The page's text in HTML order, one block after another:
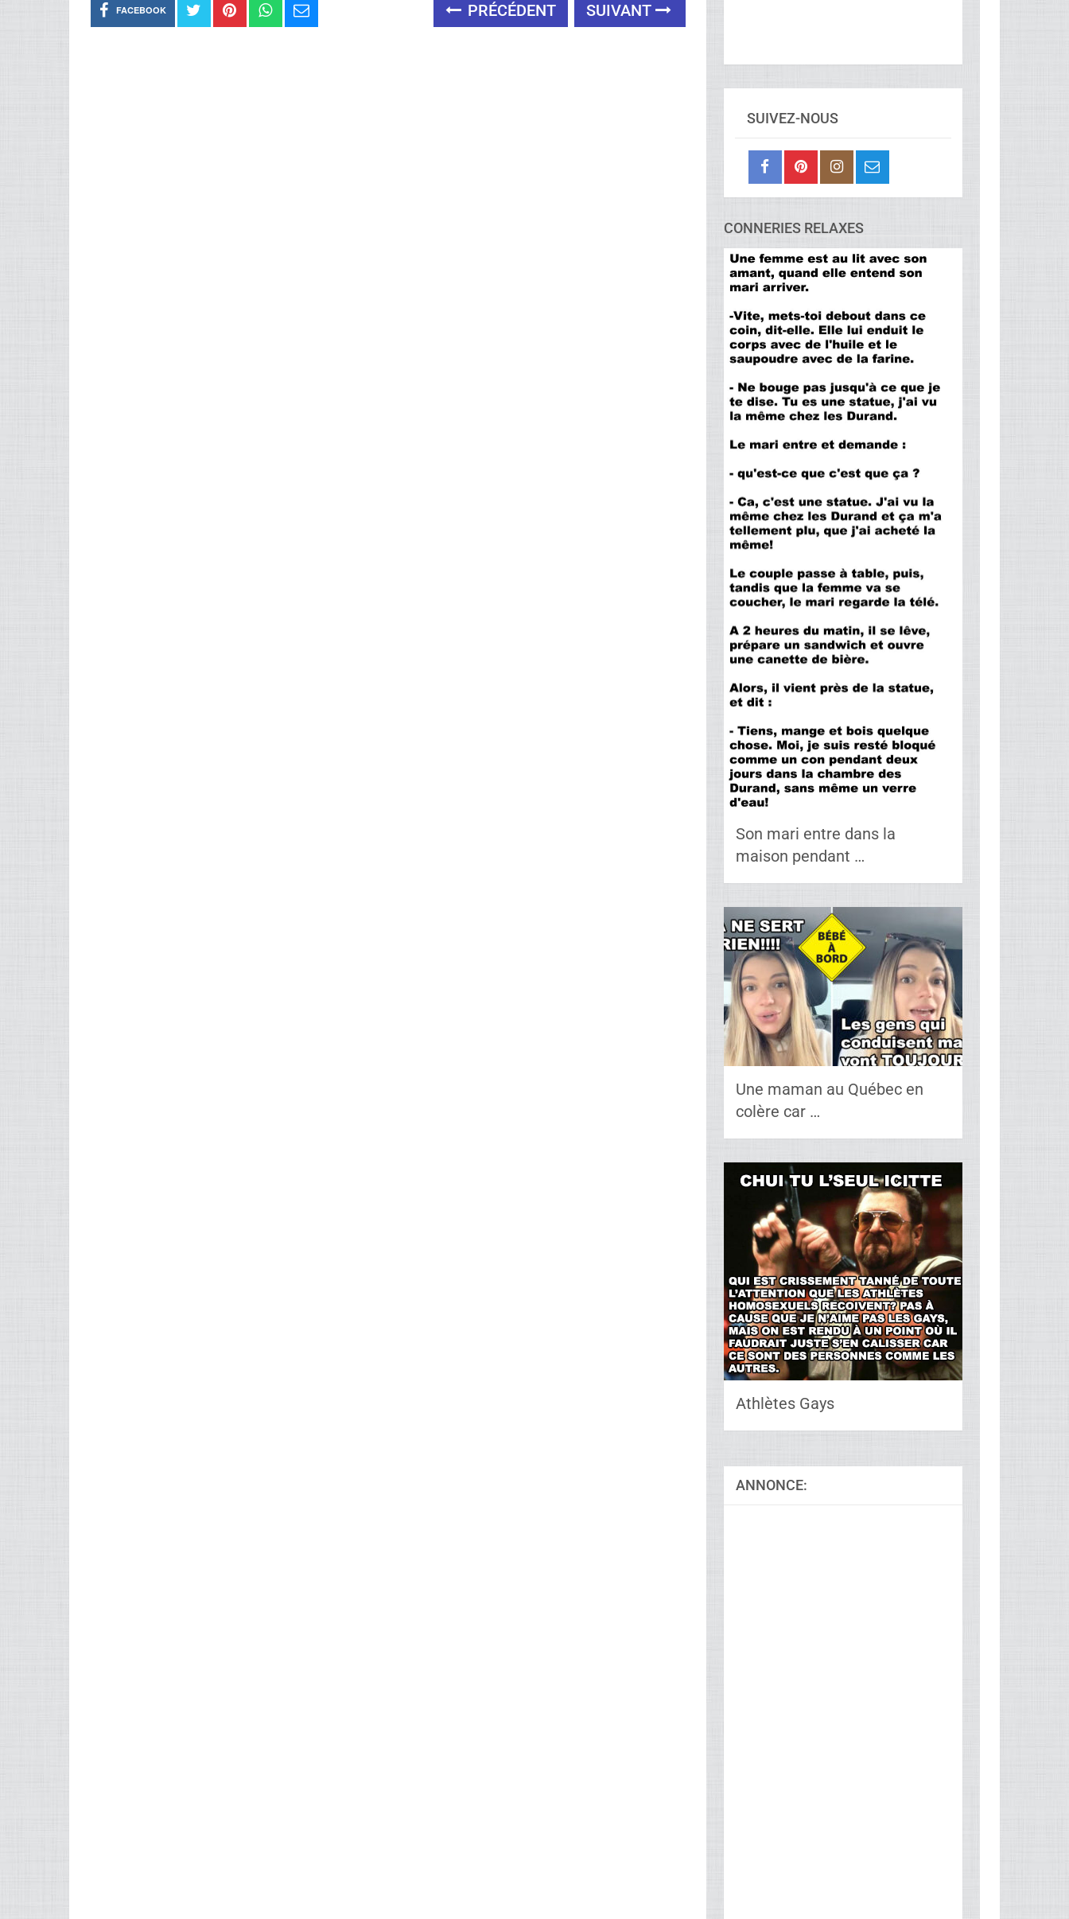
FACEBOOK PRÉCÉDENT SUIVANT
SUIVEZ-NOUS
CONNERIES RELAXES
Son mari entre dans la
maison pendant …
Une maman au Québec en
colère car …
Athlètes Gays
ANNONCE: